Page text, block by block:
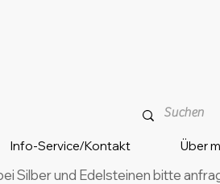
Info-Service/Kontakt Über
Silber und Edelsteinen bitte